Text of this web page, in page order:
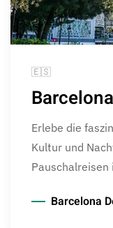
🇪🇸
Barcelona
Erlebe die
Kultur und
Barcelona